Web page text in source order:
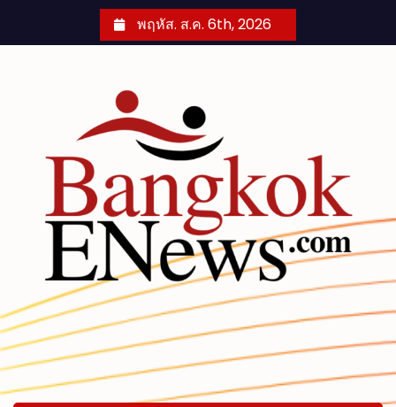
พฤหัส. ส.ค. 6th, 2026